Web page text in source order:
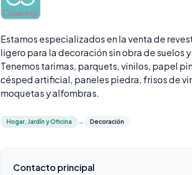
Estamos especializados en la venta de
ligero para la decoración sin obra de suelos
Tenemos tarimas, parquets, vinilos, papel
césped artificial, paneles piedra, frisos de
moquetas y alfombras.
Hogar, Jardín y Oficina → Decoración
Contacto principal